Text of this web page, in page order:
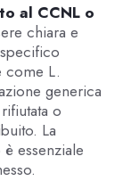
al CCNL o
chiara e
come L.
generica
o
La
essenziale